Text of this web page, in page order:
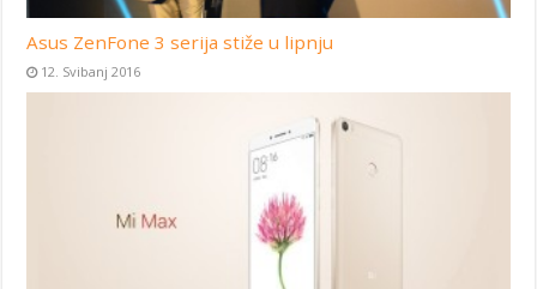
Asus ZenFone 3 serija stiže u lipnju
12. Svibanj 2016